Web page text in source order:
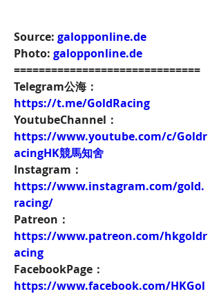
Source: galopponline.de
Photo: galopponline.de
==============================
Telegram公海：
https://t.me/GoldRacing
YoutubeChannel：
https://www.youtube.com/c/Goldr
acingHK競馬知舍
Instagram：
https://www.instagram.com/gold.
racing/
Patreon：
https://www.patreon.com/hkgoldr
acing
FacebookPage：
https://www.facebook.com/HKGol